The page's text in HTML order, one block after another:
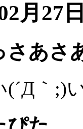
月27
さあさ
(´Д｀;)